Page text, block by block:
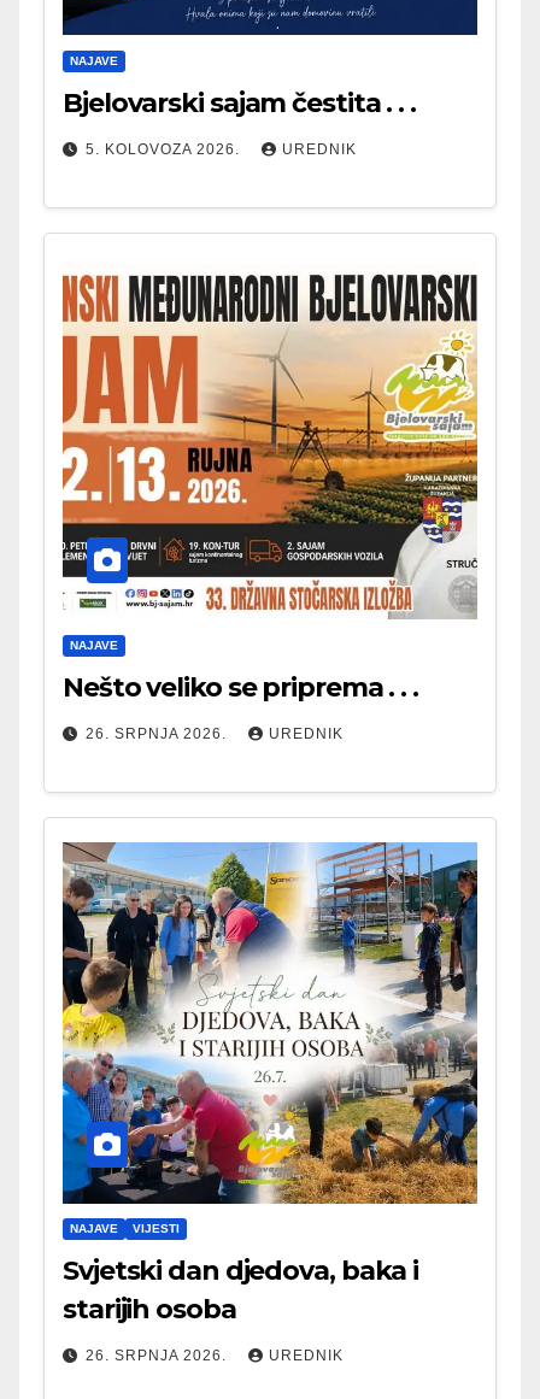
NAJAVE
Bjelovarski sajam čestita . . .
5. KOLOVOZA 2026. UREDNIK
NAJAVE
Nešto veliko se priprema . . .
26. SRPNJA 2026. UREDNIK
NAJAVE VIJESTI
Svjetski dan djedova, baka i
starijih osoba
26. SRPNJA 2026. UREDNIK